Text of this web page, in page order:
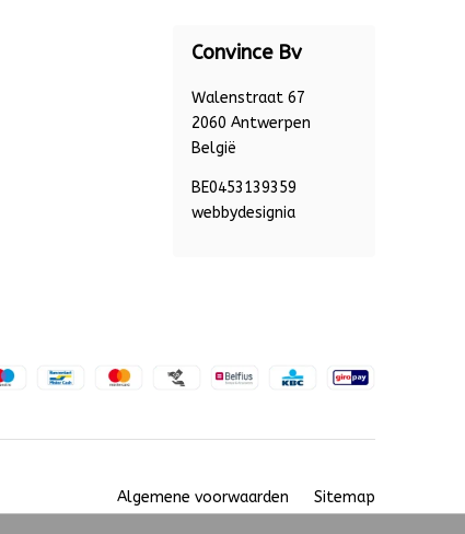
Convince Bv
Walenstraat 67
2060 Antwerpen
België
BE0453139359
webbydesignia
Algemene voorwaarden Sitemap